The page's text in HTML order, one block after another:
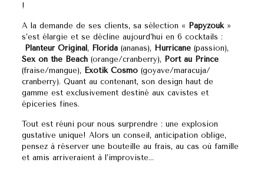
!
A la demande de ses clients, sa sélection « Papyzouk»
s’est élargie et se décline aujourd’hui en 6 cocktails :
Planteur Original , Florida(ananas), Hurricane(passion),
Sex on the Beach(orange/cranberry), Port au Prince
(fraise/mangue), Exotik Cosmo(goyave/maracuja/
cranberry). Quant au contenant, son design haut de
gamme est exclusivement destiné aux cavistes et
épiceries fines.
Tout est réuni pour nous surprendre : une explosion
gustative unique! Alors un conseil, anticipation oblige,
pensez à réserver une bouteille au frais, au cas où famille
et amis arriveraient à l’improviste…